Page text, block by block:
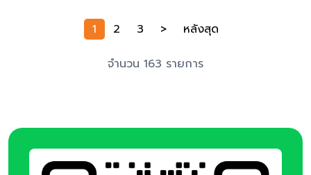
1 2 3 > หลังสุด
จำนวน 163 รายการ